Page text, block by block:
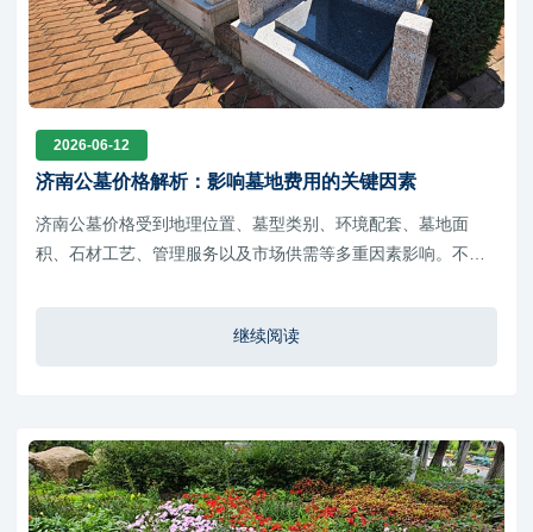
2026-06-12
济南公墓价格解析：影响墓地费用的关键因素
济南公墓价格受到地理位置、墓型类别、环境配套、墓地面
积、石材工艺、管理服务以及市场供需等多重因素影响。不同
继续阅读